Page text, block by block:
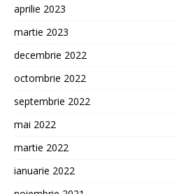
aprilie 2023
martie 2023
decembrie 2022
octombrie 2022
septembrie 2022
mai 2022
martie 2022
ianuarie 2022